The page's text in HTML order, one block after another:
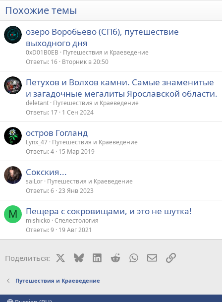
Похожие темы
озеро Воробьево (СПб), путешествие
выходного дня
0xD01B0EB
Путешествия и Краеведение
Ответы 16 Вторник в 20:50
Петухов и Волхов камни. Самые знаменитые
и загадочные мегалиты Ярославской области.
deletant Путешествия и Краеведение
Ответы 17 1 Сен 2024
остров Гогланд
Lynx_47 Путешествия и Краеведение
Ответы 4 15 Мар 2019
Сокския...
saiLor Путешествия и Краеведение
Ответы 6 23 Янв 2023
M Пещера с сокровищами, и это не шутка!
mishicko Спелестология
Ответы 9 19 Авг 2021
Поделиться: BlueskyLinkedIn
RedditWhatsAppЭлектронная
Ссылка
Путешествия и Краеведение